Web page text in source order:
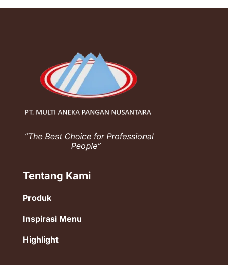
Tentang Kami
Produk
Inspirasi Menu
Highlight